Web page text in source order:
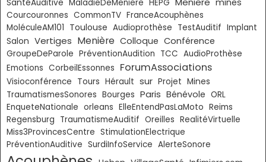
SantéAuditive MaladieDeMeniere HEPG
Courcouronnes CommonTV FranceAcouphènes
MoléculeAM101 Toulouse Audioprothèse TestAuditif Implant
Salon Vertiges Menière Colloque Conférence
GroupeDeParole PréventionAudition TCC AudioProthèse
Emotions CorbeilEssonnes ForumAssociations
Visioconférence Tours Hérault sur Projet Mines
TraumatismesSonores Bourges Paris Bénévole ORL
EnqueteNationale orleans ElleEntendPasLaMoto Reims
Regensburg TraumatismeAuditif Oreilles RealitéVirtuelle
Miss3ProvincesCentre StimulationElectrique
PréventionAuditive SurdiInfoService AlerteSonore